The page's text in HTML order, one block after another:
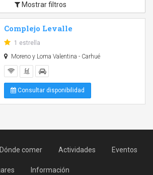
Mostrar filtros
Complejo Levalle
1 estrella
Moreno y Loma Valentina - Carhué
Consultar disponibilidad
Dónde comer Actividades Eventos
Información